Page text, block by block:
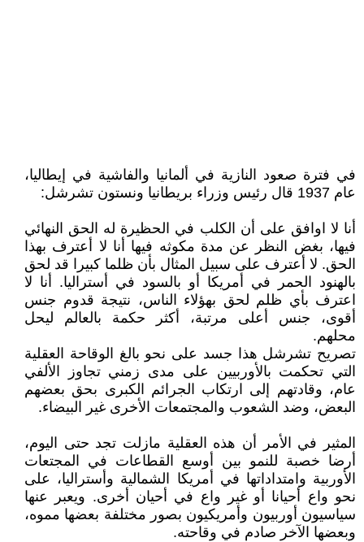
في فترة صعود النازية في ألمانيا والفاشية في إيطاليا،
عام 1937 قال رئيس وزراء بريطانيا ونستون تشرشل:
أنا لا اوافق على أن الكلب في الحظيرة له الحق النهائي
فيها، بغض النظر عن مدة مكوثه فيها أنا لا أعترف بهذا
الحق. لا أعترف على سبيل المثال بأن ظلما كبيرا قد لحق
بالهنود الحمر في أمريكا أو بالسود في أستراليا. أنا لا
اعترف بأي ظلم لحق بهؤلاء الناس، نتيجة قدوم جنس
أقوى، جنس أعلى مرتبة، أكثر حكمة بالعالم ليحل
محلهم.
تصريح تشرشل هذا جسد على نحو بالغ الوقاحة العقلية
التي تحكمت بالأوربيين على مدى زمني تجاوز الألفي
عام، وقادتهم إلى ارتكاب الجرائم الكبرى بحق بعضهم
البعض، وضد الشعوب والمجتمعات الأخرى غير البيضاء.
المثير في الأمر أن هذه العقلية مازلت تجد حتى اليوم،
أرضا خصبة للنمو بين أوسع القطاعات في المجتعات
الأوربية وامتداداتها في أمريكا الشمالية وأستراليا، على
نحو واع أحيانا أو غير واع في أحيان أخرى. ويعبر عنها
سياسيون أوربيون وأمريكيون بصور مختلفة بعضها مموه،
وبعضها الآخر صادم في وقاحته.